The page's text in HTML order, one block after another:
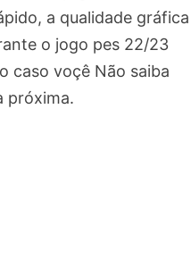
a qualidade gráfica
o jogo pes 22/23
caso voçê Não saiba
próxima.